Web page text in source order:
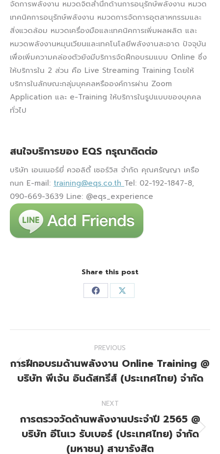
จัดการพลังงาน หมวดจิตสำนึกด้านการอนุรักษ์พลังงาน หมวด
เทคนิคการอนุรักษ์พลังงาน หมวดการจัดการอุตสาหกรรมและ
สิ่งแวดล้อม หมวดเครื่องมือและเทคนิคการเพิ่มผลผลิต และ
หมวดพลังงานหมุนเวียนและเทคโนโลยีพลังงานสะอาด​ ปัจจุบัน
เพื่อเพิ่มความคล่องตัวยังมีบริการจัดฝึกอบรมแบบ Online ซึ่ง
ให้บริการใน 2 ส่วน คือ Live Streaming Training โดยให้
บริการในลักษณะกลุ่มบุคคลหรือองค์การผ่าน Zoom
Application และ e-Training ให้บริการในรูปแบบของบุคคล
ทั่วไป
สนใจบริการของ EQS กรุณาติดต่อ
บริษัท เอนเนอร์ยี่ ควอลิตี้ เซอร์วิส จำกัด คุณศรัญญา เครือ
กนก E-mail: training@eqs.co.thTel: 02-192-1847-8,
090-669-3639 Line: @eqs_experience
Share this post
Share
Facebook
Share
X
navigation
PREVIOUS
Previous
post:
การฝึกอบรมด้านพลังงาน Online Training @
บริษัท พีเจ้น อินดัสทรีส์ (ประเทศไทย) จำกัด
NEXT
Next
post:
การตรวจวัดด้านพลังงานประจำปี 2565 @
บริษัท อีโนเว รับเบอร์ (ประเทศไทย) จำกัด
(มหาชน) สาขารังสิต